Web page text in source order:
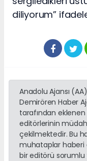
diliyorum”
Anadolu Ajansı
Demirören Haber
tarafından
editörlerinin
çekilmektedir. Bu
muhataplar haberi
bir editörü sorumlu